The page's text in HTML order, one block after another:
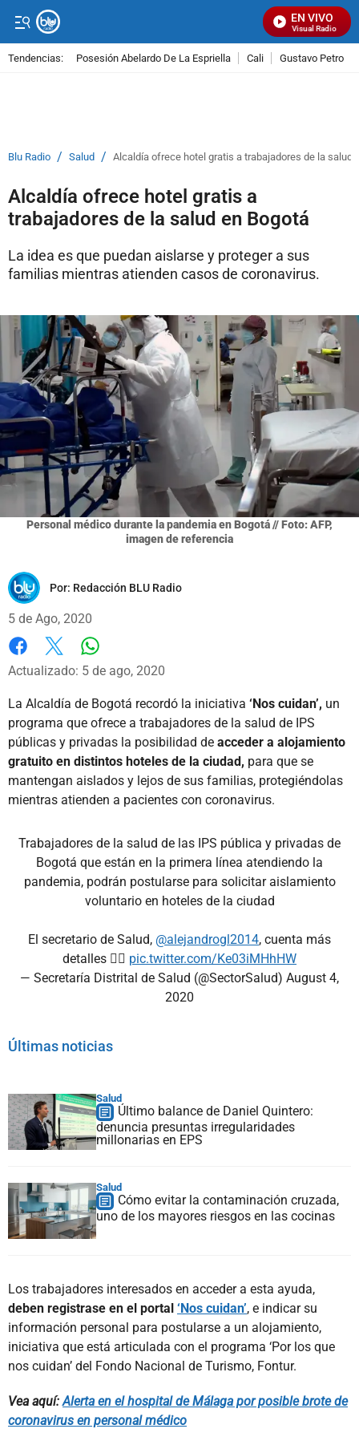
EN VIVO
Señal Visual Radio
Tendencias: Posesión Abelardo De La Espriella Cali Gustavo Petro
Blu Radio / Salud / Alcaldía ofrece hotel gratis a trabajadores de la salud
Alcaldía ofrece hotel gratis a
trabajadores de la salud en Bogotá
La idea es que puedan aislarse y proteger a sus
familias mientras atienden casos de coronavirus.
Personal médico durante la pandemia en Bogotá // Foto: AFP,
imagen de referencia
Por: Redacción BLU Radio
5 de Ago, 2020
Facebook
X
Actualizado: 5 de ago, 2020
La Alcaldía de Bogotá recordó la iniciativa ‘Nos cuidan’, un
programa que ofrece a trabajadores de la salud de IPS
públicas y privadas la posibilidad de acceder a alojamiento
gratuito en distintos hoteles de la ciudad, para que se
mantengan aislados y lejos de sus familias, protegiéndolas
mientras atienden a pacientes con coronavirus.
Trabajadores de la salud de las IPS pública y privadas de
Bogotá que están en la primera línea atendiendo la
pandemia, podrán postularse para solicitar aislamiento
voluntario en hoteles de la ciudad
El secretario de Salud, @alejandrogl2014, cuenta más
detalles 👇🏻 pic.twitter.com/Ke03iMHhHW
— Secretaría Distrital de Salud (@SectorSalud) August 4,
2020
Últimas noticias
Salud
Último balance de Daniel Quintero:
denuncia presuntas irregularidades
millonarias en EPS
Salud
Cómo evitar la contaminación cruzada,
uno de los mayores riesgos en las cocinas
Los trabajadores interesados en acceder a esta ayuda,
deben registrase en el portal ‘Nos cuidan’, e indicar su
información personal para postularse a un alojamiento,
iniciativa que está articulada con el programa ‘Por los que
nos cuidan’ del Fondo Nacional de Turismo, Fontur.
Vea aquí:Alerta en el hospital de Málaga por posible brote de
coronavirus en personal médico